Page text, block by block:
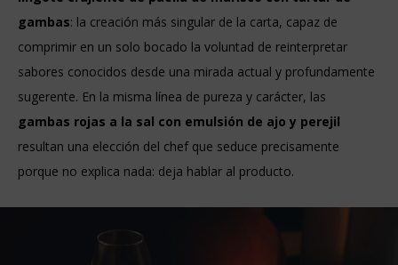
gambas: la creación más singular de la carta, capaz de
comprimir en un solo bocado la voluntad de reinterpretar
sabores conocidos desde una mirada actual y profundamente
sugerente. En la misma línea de pureza y carácter, las
gambas rojas a la sal con emulsión de ajo y perejil
resultan una elección del chef que seduce precisamente
porque no explica nada: deja hablar al producto.